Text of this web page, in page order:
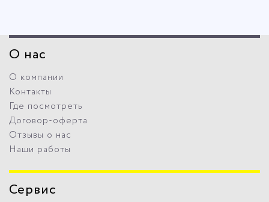
О нас
О компании
Контакты
Где посмотреть
Договор-оферта
Отзывы о нас
Наши работы
Сервис